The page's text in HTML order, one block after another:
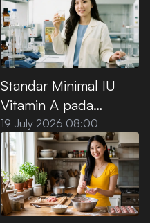
Standar Minimal IU
Vitamin A pada
Minyak Goreng Sawit
Premium
19 July 2026 08:00